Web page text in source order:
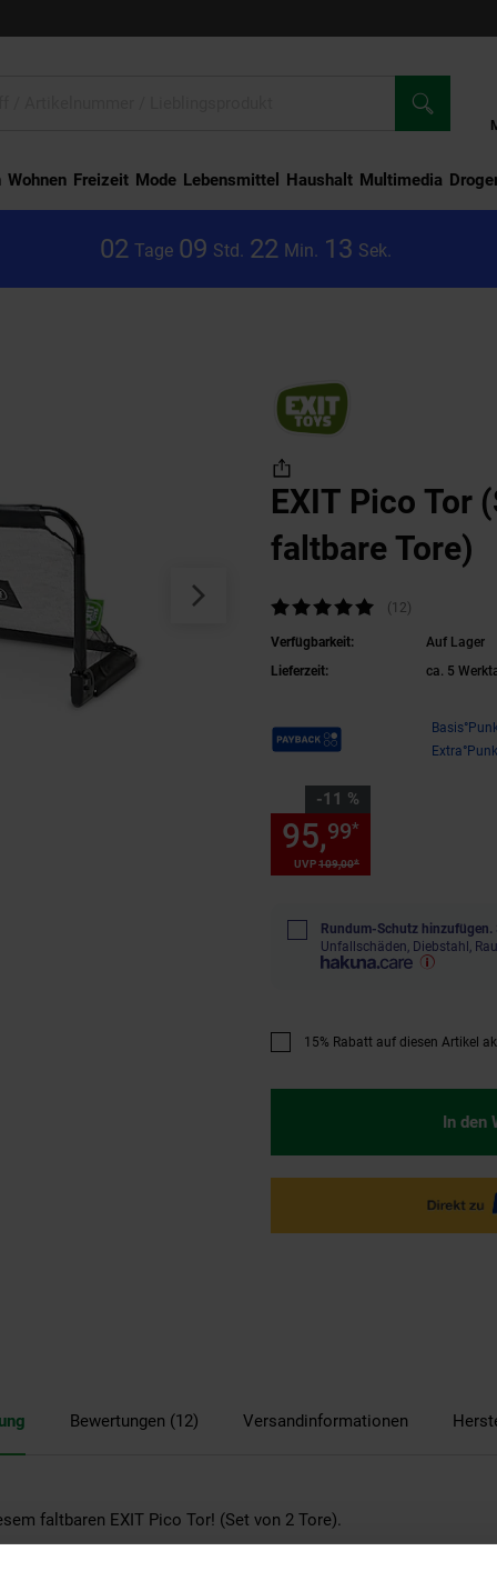
Wohnen Freizeit Mode Lebensmittel Haushalt Multimedia
02 Tage 09 Std. 22 Min. 13 Sek.
EXIT Pico Tor
faltbare Tore)
Kundenbewertung: 4,75 von 5 Sternen
(12)
Verfügbarkeit:
Auf Lager
Lieferzeit:
ca. 5
Payback Punkte
-11 %
Sie Sparen 11 Prozent,
UVP109,00*
95,99*
Rundum-Schutz hinzufügen.
Unfallschäden, Diebstahl,
Promotion "15% Rabatt auf
15% Rabatt auf diesen Artikel
In den
Bewertungen (12) Versandinformationen
faltbaren EXIT Pico Tor! (Set von 2 Tore).
handlichen Exit Pico Fußballtore kannst du jetzt überall spielen.